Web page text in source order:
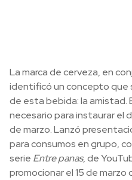
La marca de cerveza, en
identificó un concepto que
de esta bebida: la amistad.
necesario para instaurar el
de marzo. Lanzó
para consumos en grupo,
serie Entre panas, de
promocionar el 15 de marzo